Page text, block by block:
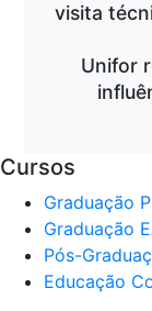
visita
Unifor
Cursos
Graduação
Graduação
Pós-
Educação